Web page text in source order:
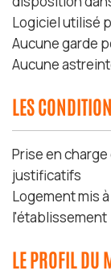
Logiciel utilisé
Aucune garde
Aucune
LES
Prise en
justificatifs
Logement mis
l'établissement
LE PROFIL DU